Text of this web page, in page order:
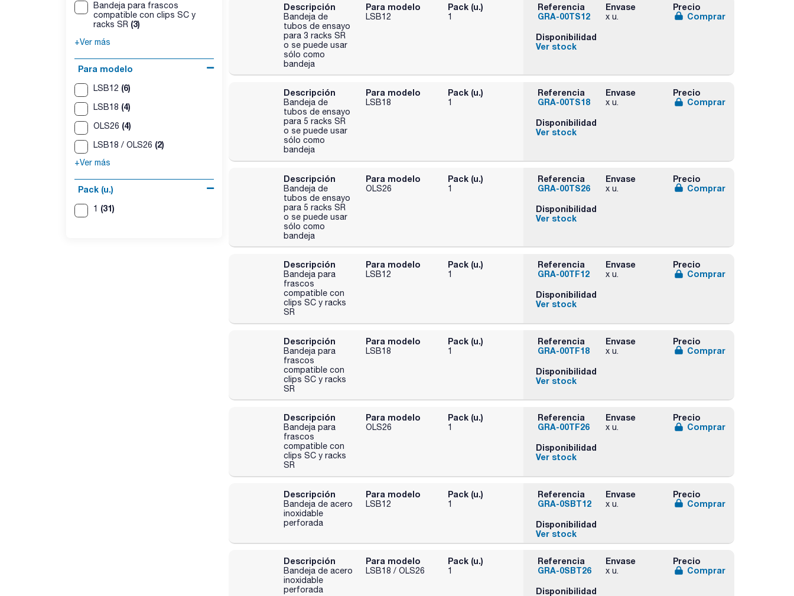
Bandeja para frascos
compatible con clips SC y
racks SR (3)
+Ver más
Para modelo
LSB12 (6)
LSB18 (4)
OLS26 (4)
LSB18 / OLS26 (2)
+Ver más
Pack (u.)
1 (31)
Descripción
Bandeja de
tubos de ensayo
para 3 racks SR
o se puede usar
sólo como
bandeja
Para modelo
LSB12
Pack (u.)
1
Referencia
GRA-00TS12
Envase
x u.
Precio
Comprar
Disponibilidad
Ver stock
Descripción
Bandeja de
tubos de ensayo
para 5 racks SR
o se puede usar
sólo como
bandeja
Para modelo
LSB18
Pack (u.)
1
Referencia
GRA-00TS18
Envase
x u.
Precio
Comprar
Disponibilidad
Ver stock
Descripción
Bandeja de
tubos de ensayo
para 5 racks SR
o se puede usar
sólo como
bandeja
Para modelo
OLS26
Pack (u.)
1
Referencia
GRA-00TS26
Envase
x u.
Precio
Comprar
Disponibilidad
Ver stock
Descripción
Bandeja para
frascos
compatible con
clips SC y racks
SR
Para modelo
LSB12
Pack (u.)
1
Referencia
GRA-00TF12
Envase
x u.
Precio
Comprar
Disponibilidad
Ver stock
Descripción
Bandeja para
frascos
compatible con
clips SC y racks
SR
Para modelo
LSB18
Pack (u.)
1
Referencia
GRA-00TF18
Envase
x u.
Precio
Comprar
Disponibilidad
Ver stock
Descripción
Bandeja para
frascos
compatible con
clips SC y racks
SR
Para modelo
OLS26
Pack (u.)
1
Referencia
GRA-00TF26
Envase
x u.
Precio
Comprar
Disponibilidad
Ver stock
Descripción
Bandeja de acero
inoxidable
perforada
Para modelo
LSB12
Pack (u.)
1
Referencia
GRA-0SBT12
Envase
x u.
Precio
Comprar
Disponibilidad
Ver stock
Descripción
Bandeja de acero
inoxidable
perforada
Para modelo
LSB18 / OLS26
Pack (u.)
1
Referencia
GRA-0SBT26
Envase
x u.
Precio
Comprar
Disponibilidad